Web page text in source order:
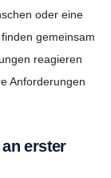
oder eine
gemeinsam
reagieren
Anforderungen
erster